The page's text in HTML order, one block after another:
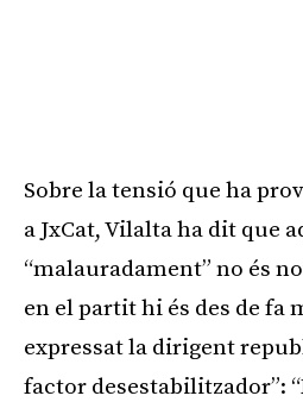
Sobre la tensió que ha
a JxCat, Vilalta ha dit que
“malauradament” no és
en el partit hi és des de fa
expressat la dirigent
factor desestabilitzador”: